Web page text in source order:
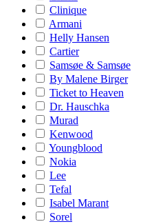
Clinique
Armani
Helly Hansen
Cartier
Samsøe & Samsøe
By Malene Birger
Ticket to Heaven
Dr. Hauschka
Murad
Kenwood
Youngblood
Nokia
Lee
Tefal
Isabel Marant
Sorel